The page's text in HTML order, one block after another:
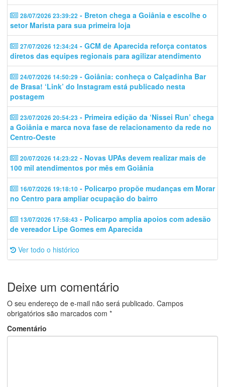
28/07/2026 23:39:22 - Breton chega a Goiânia e escolhe o
setor Marista para sua primeira loja
27/07/2026 12:34:24 - GCM de Aparecida reforça contatos
diretos das equipes regionais para agilizar atendimento
24/07/2026 14:50:29 - Goiânia: conheça o Calçadinha Bar
de Brasa! ‘Link’ do Instagram está publicado nesta
postagem
23/07/2026 20:54:23 - Primeira edição da ‘Nissei Run’ chega
a Goiânia e marca nova fase de relacionamento da rede no
Centro-Oeste
20/07/2026 14:23:22 - Novas UPAs devem realizar mais de
100 mil atendimentos por mês em Goiânia
16/07/2026 19:18:10 - Policarpo propõe mudanças em Morar
no Centro para ampliar ocupação do bairro
13/07/2026 17:58:43 - Policarpo amplia apoios com adesão
de vereador Lipe Gomes em Aparecida
Ver todo o histórico
Deixe um comentário
O seu endereço de e-mail não será publicado. Campos
obrigatórios são marcados com *
Comentário